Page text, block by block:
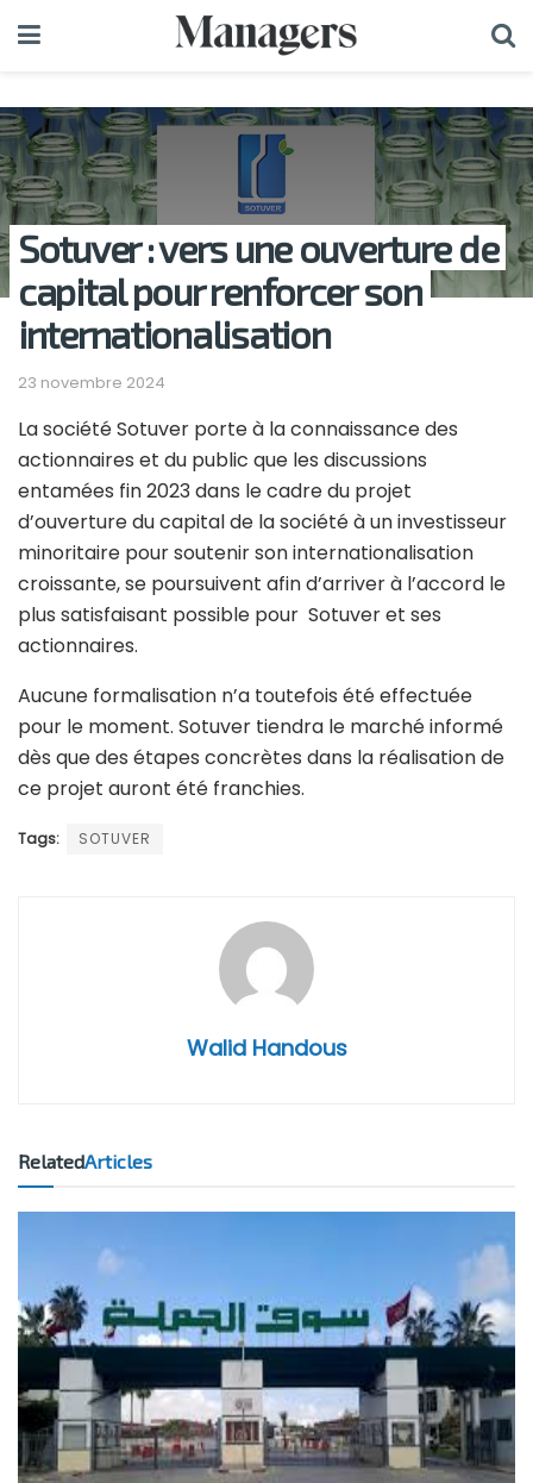
Sotuver : vers une ouverture de
capital pour renforcer son
internationalisation
23 novembre 2024
La société Sotuver porte à la connaissance des
actionnaires et du public que les discussions
entamées fin 2023 dans le cadre du projet
d’ouverture du capital de la société à un investisseur
minoritaire pour soutenir son internationalisation
croissante, se poursuivent afin d’arriver à l’accord le
plus satisfaisant possible pour Sotuver et ses
actionnaires.
Aucune formalisation n’a toutefois été effectuée
pour le moment. Sotuver tiendra le marché informé
dès que des étapes concrètes dans la réalisation de
ce projet auront été franchies.
Tags: SOTUVER
Walid Handous
RelatedArticles